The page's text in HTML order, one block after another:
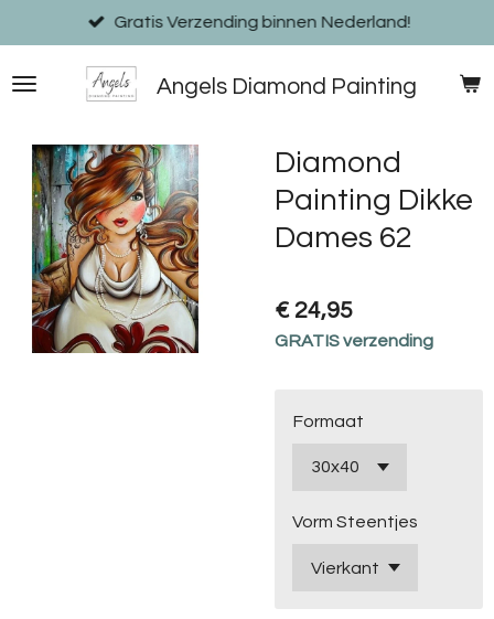
direct
naar
Angels Diamond Painting
Gratis Verzending binnen Nederland!
Diamond
Painting Dikke
Dames 62
€ 24,95
GRATIS verzending
Formaat
Vorm Steentjes